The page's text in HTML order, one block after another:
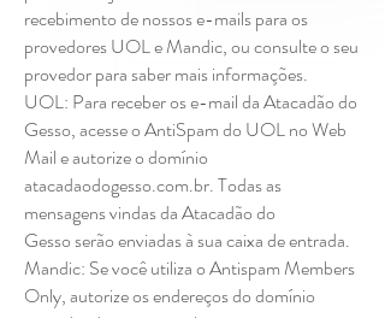
recebimento de nossos e-mails para os
provedores UOL e Mandic, ou consulte o seu
provedor para saber mais informações.
UOL: Para receber os e-mail da Atacadão do
Gesso, acesse o AntiSpam do UOL no Web
Mail e autorize o domínio
atacadaodogesso.com.br. Todas as
mensagens vindas da Atacadão do
Gesso serão enviadas à sua caixa de entrada.
Mandic: Se você utiliza o Antispam Members
Only, autorize os endereços do domínio